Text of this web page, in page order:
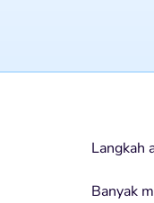
Langkah
Banyak